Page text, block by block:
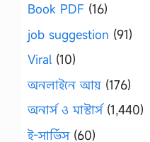
Book PDF (16)
job suggestion (91)
Viral (10)
অনলাইনে আয় (176)
অনার্স ও মাস্টার্স(1,440)
ই-সার্ভিস(60)